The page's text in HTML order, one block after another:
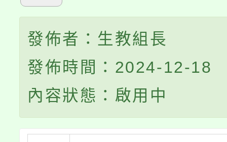
發佈者：生教組長
發佈時間：2024-12-18
內容狀態：啟用中